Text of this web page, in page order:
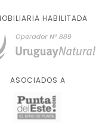
HABILITADA
ASOCIADOS A